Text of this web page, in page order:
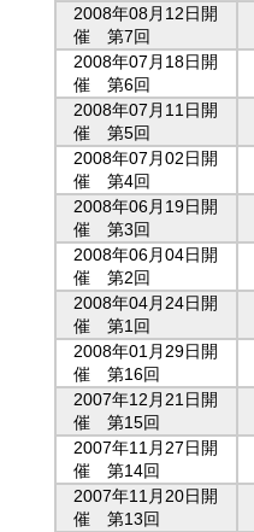
2008年08月12日開
催 第7回
2008年07月18日開
催 第6回
2008年07月11日開
催 第5回
2008年07月02日開
催 第4回
2008年06月19日開
催 第3回
2008年06月04日開
催 第2回
2008年04月24日開
催 第1回
2008年01月29日開
催 第16回
2007年12月21日開
催 第15回
2007年11月27日開
催 第14回
2007年11月20日開
催 第13回